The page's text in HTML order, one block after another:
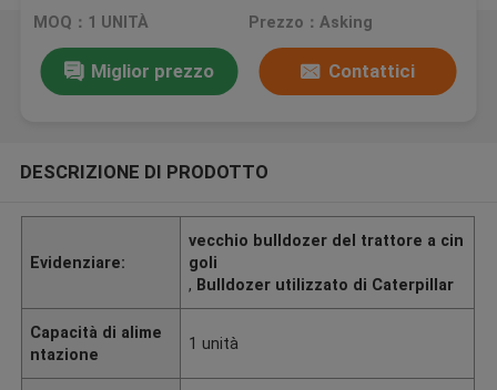
4.4l
MOQ：1 UNITÀ Prezzo：Asking
Miglior prezzo Contattici
DESCRIZIONE DI PRODOTTO
Evidenziare:
vecchio bulldozer del trattore a cin
goli
, Bulldozer utilizzato di Caterpillar
Capacità di alime
ntazione
1 unità